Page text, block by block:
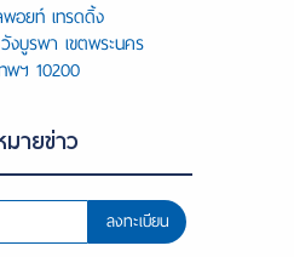
อยท์ เทรดดิ้ง
งบูรพา เขตพระนคร
พฯ 10200
ายข่าว
ลงทะเบียน